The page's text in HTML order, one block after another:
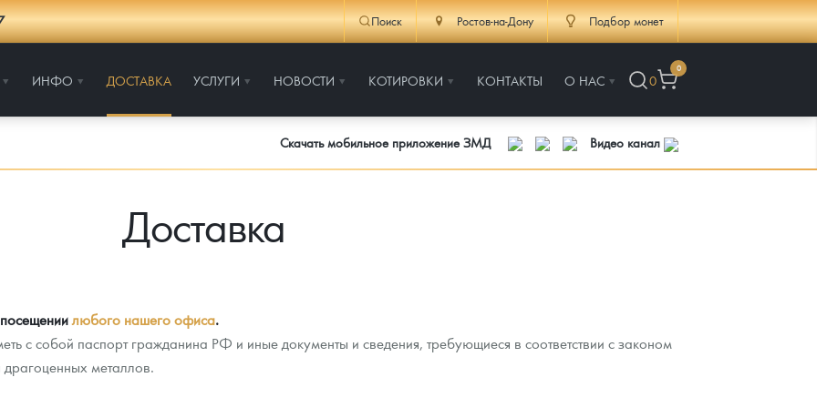
Поиск Ростов-на-Дону Подбор монет
ИНФО ДОСТАВКА УСЛУГИ НОВОСТИ КОТИРОВКИ КОНТАКТЫ О НАС 0
0
Скачать мобильное приложение ЗМД Видео канал
Доставка
посещениилюбого нашего офиса.
с собой паспорт гражданина РФ и иные документы и сведения, требующиеся в соответствии с законом
драгоценных металлов.